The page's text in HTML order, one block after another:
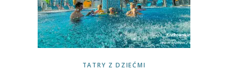
TATRY Z DZIEĆMI